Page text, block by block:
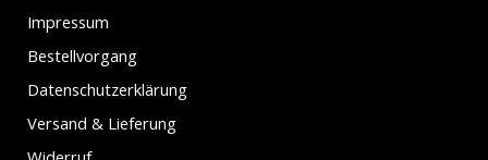
Impressum
Bestellvorgang
Datenschutzerklärung
Versand & Lieferung